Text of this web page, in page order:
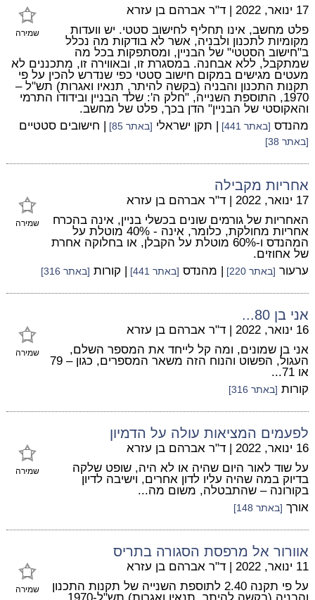
שמירה
17 ינואר, 2022 | ד"ר אברהם בן עזרא
פלט מחשב, אינו תחליף לחישוב סטטי. יש וועדות
מקומיות לתכנון ולבניה, אשר לא בודקות מה נכלל
ב"חישוב הסטטי" של הבניין, ומסתפקות בכל מה
שמתקבל, ללא אבחנה. במסגרת זו, ובאווירה זו, מתכננים לא
מעטים מגישים במקום חישוב סטטי כפי שנדרש להכין על פי
תקנות התכנון והבניה (בקשה להיתר, תנאיו ואגרות) תש"ל –
1970, התוספת השנייה, "חלק ה': שלד הבניין ובידודו התרמי
והאקוסטי של הבניין" הדן בכך, פלט של מחשב.
מהנדס [באתר 441] | תקן ישראלי [באתר 85] | חישובים סטטיים
[באתר 38]
אחריות מקבילה
שמירה
17 ינואר, 2022 | ד"ר אברהם בן עזרא
האחריות של גורמים שונים בכשלי בניין, אינה בהכרח
אחריות מחולקת, כלומר, אינה - 40% מוטלת על
המהנדס ו-60% מוטלת על הקבלן, או בחלוקה אחרת
של אחוזים.
ערעור [באתר 220] | מהנדס [באתר 441] | קורות [באתר 316]
אני בן 80...
שמירה
16 ינואר, 2022 | ד"ר אברהם בן עזרא
אני בן שמונים, ומה קל לייחד את המספר השלם,
העגול, הפשוט והנוח הזה משאר המספרים, כגון – 79
או 71...
קורות [באתר 316]
לפעמים המציאות עולה על הדמיון
שמירה
16 ינואר, 2022 | ד"ר אברהם בן עזרא
על שוד לאור היום שהיה או לא היה, שופט שלקה
בדיוק במה שהיה עליו לדון אחרים, וישיבה לדיון
בקורונה – שהתבטלה, משום מה...
אורך [באתר 148]
אוורור אל מרפסת הסגורה בתריס
שמירה
11 ינואר, 2022 | ד"ר אברהם בן עזרא
על פי תקנה 2.40 לתוספת השנייה של תקנות התכנון
והבניה (בקשה להיתר, תנאיו ואגרות) תש"ל-1970,